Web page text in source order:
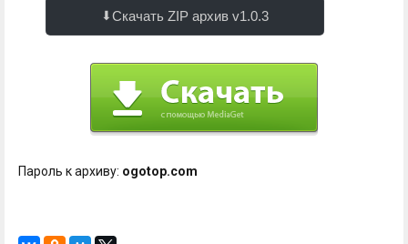
Скачать ZIP архив v1.0.3
Пароль к архиву: ogotop.com